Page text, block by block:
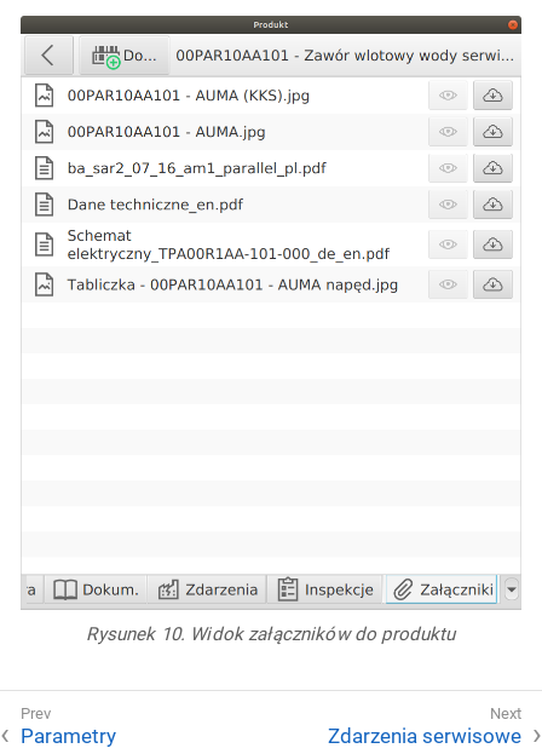
Rysunek 10. Widok załączników do produktu
Parametry Zdarzenia serwisowe